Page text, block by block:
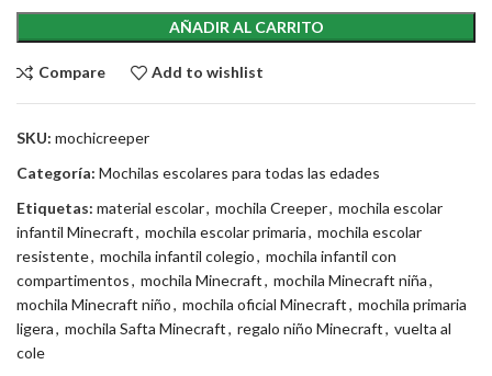
AÑADIR AL CARRITO
Compare Add to wishlist
SKU: mochicreeper
Categoría: Mochilas escolares para todas las edades
Etiquetas: material escolar, mochila Creeper, mochila escolar
infantil Minecraft, mochila escolar primaria, mochila escolar
resistente, mochila infantil colegio, mochila infantil con
compartimentos, mochila Minecraft, mochila Minecraft niña,
mochila Minecraft niño, mochila oficial Minecraft, mochila primaria
ligera, mochila Safta Minecraft, regalo niño Minecraft, vuelta al
cole